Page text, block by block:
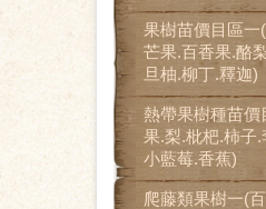
果樹苗價目區一
芒果.百香果.酪
旦柚.柳丁.釋迦)
熱帶果樹種苗價
果.梨.枇杷.柿子
小藍莓.香蕉)
爬藤類果樹一(